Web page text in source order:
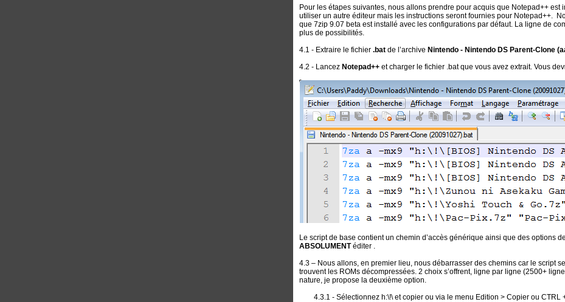
Pour les étapes suivantes, nous allons prendre pour acquis que Notepad++ est
utiliser un autre éditeur mais les instructions seront fournies pour Notepad++.
que 7zip 9.07 beta est installé avec les configurations par défaut. La ligne de
plus de possibilités.
4.1 - Extraire le fichier .bat de l’archive Nintendo - Nintendo DS Parent-Clone
4.2 - Lancez Notepad++ et charger le fichier .bat que vous avez extrait. Vous
Le script de base contient un chemin d’accès générique ainsi que des options
ABSOLUMENTéditer .
4.3 – Nous allons, en premier lieu, nous débarrasser des chemins car le script
trouvent les ROMs décompressées. 2 choix s’offrent, ligne par ligne (2500+
nature, je propose la deuxième option.
4.3.1 - Sélectionnez h:\!\ et copier ou via le menu Edition > Copier ou CTRL